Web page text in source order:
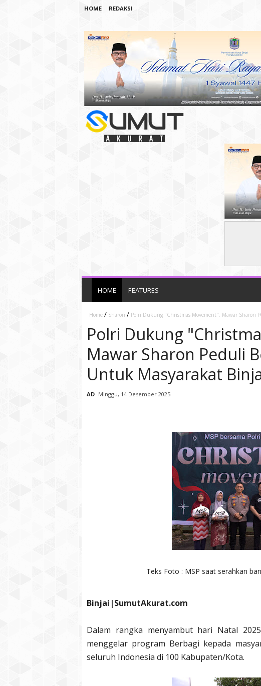
HOME REDAKSI
HOME FEATURES
Home / Sharon / Polri Dukung "Christmas Movement", Mawar Sharon
Polri Dukung
Mawar Sharon Peduli
Untuk Masyarakat
AD Minggu, 14 Desember 2025
Teks Foto : MSP saat serahkan
Binjai|SumutAkurat.com
Dalam rangka menyambut hari Natal
menggelar program Berbagi kepada
seluruh Indonesia di 100 Kabupaten/Kota.